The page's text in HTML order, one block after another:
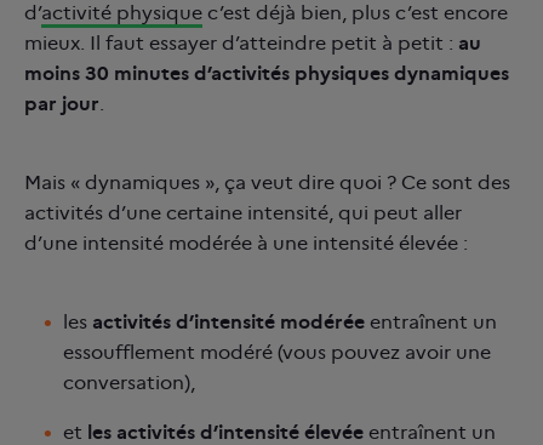
d’activité physique c’est déjà bien, plus c’est encore
mieux. Il faut essayer d’atteindre petit à petit : au
moins 30 minutes d’activités physiques dynamiques
par jour.
Mais « dynamiques », ça veut dire quoi ? Ce sont des
activités d’une certaine intensité, qui peut aller
d’une intensité modérée à une intensité élevée :
les activités d’intensité modérée entraînent un
essoufflement modéré (vous pouvez avoir une
conversation),
et les activités d’intensité élevée entraînent un